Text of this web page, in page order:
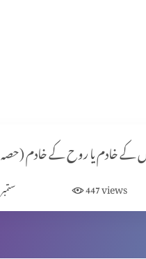
مسیحی عقیدہ کفارہ (حصہ 3)
کے خادم یا روح کے خادم (حصہ 2)
ستمبر 12, 2023 447views